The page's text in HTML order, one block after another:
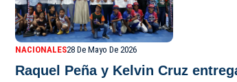
NACIONALES28 De Mayo De 2026
Raquel Peña y Kelvin Cruz